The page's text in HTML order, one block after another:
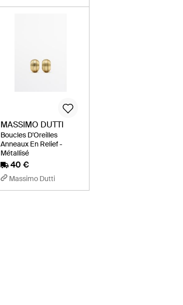
MASSIMO DUTTI
Boucles D'Oreilles
Anneaux En Relief -
Métallisé
40 €
Massimo Dutti